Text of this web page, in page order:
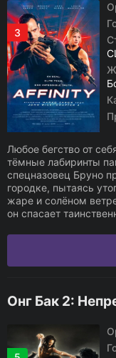
3
Любое бегство от
тёмные лабиринты
спецназовец Бруно
городке, пытаясь
жаре и солёном
он спасает
Онг Бак 2: